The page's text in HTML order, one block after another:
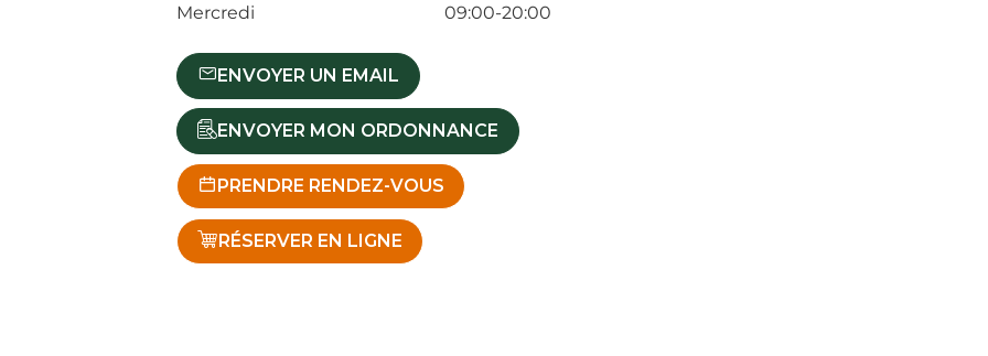
Mercredi
09:00-20:00
ENVOYER UN EMAIL
ENVOYER MON ORDONNANCE
PRENDRE RENDEZ-VOUS
RÉSERVER EN LIGNE